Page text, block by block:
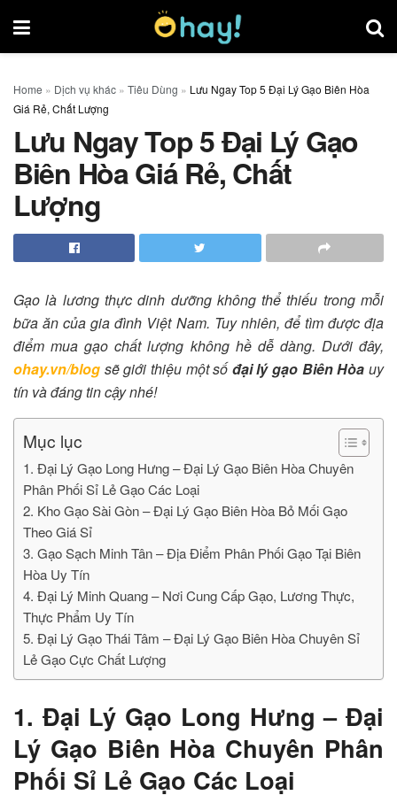
Home » Dịch vụ khác » Tiêu Dùng » Lưu Ngay Top 5 Đại Lý Gạo Biên Hòa
Giá Rẻ, Chất Lượng
Lưu Ngay Top 5 Đại Lý Gạo
Biên Hòa Giá Rẻ, Chất
Lượng
Gạo là lương thực dinh dưỡng không thể thiếu trong mỗi
bữa ăn của gia đình Việt Nam. Tuy nhiên, để tìm được địa
điểm mua gạo chất lượng không hề dễ dàng. Dưới đây,
ohay.vn/blog sẽ giới thiệu một sốđại lý gạo Biên Hòa uy
tín và đáng tin cậy nhé!
Mục lục
1. Đại Lý Gạo Long Hưng – Đại Lý Gạo Biên Hòa Chuyên
Phân Phối Sỉ Lẻ Gạo Các Loại
2. Kho Gạo Sài Gòn – Đại Lý Gạo Biên Hòa Bỏ Mối Gạo
Theo Giá Sỉ
3. Gạo Sạch Minh Tân – Địa Điểm Phân Phối Gạo Tại Biên
Hòa Uy Tín
4. Đại Lý Minh Quang – Nơi Cung Cấp Gạo, Lương Thực,
Thực Phẩm Uy Tín
5. Đại Lý Gạo Thái Tâm – Đại Lý Gạo Biên Hòa Chuyên Sỉ
Lẻ Gạo Cực Chất Lượng
1. Đại Lý Gạo Long Hưng – Đại
Lý Gạo Biên Hòa Chuyên Phân
Phối Sỉ Lẻ Gạo Các Loại